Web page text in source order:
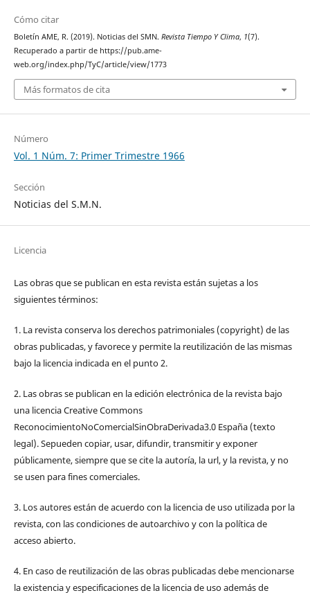
Cómo citar
Boletín AME, R. (2019). Noticias del SMN. Revista Tiempo Y Clima, 1(7).
Recuperado a partir de https://pub.ame-
web.org/index.php/TyC/article/view/1773
Más formatos de cita
Número
Vol. 1 Núm. 7: Primer Trimestre 1966
Sección
Noticias del S.M.N.
Licencia
Las obras que se publican en esta revista están sujetas a los
siguientes términos:
1. La revista conserva los derechos patrimoniales (copyright) de las
obras publicadas, y favorece y permite la reutilización de las mismas
bajo la licencia indicada en el punto 2.
2. Las obras se publican en la edición electrónica de la revista bajo
una licencia Creative Commons
ReconocimientoNoComercialSinObraDerivada3.0 España (texto
legal). Sepueden copiar, usar, difundir, transmitir y exponer
públicamente, siempre que se cite la autoría, la url, y la revista, y no
se usen para fines comerciales.
3. Los autores están de acuerdo con la licencia de uso utilizada por la
revista, con las condiciones de autoarchivo y con la política de
acceso abierto.
4. En caso de reutilización de las obras publicadas debe mencionarse
la existencia y especificaciones de la licencia de uso además de